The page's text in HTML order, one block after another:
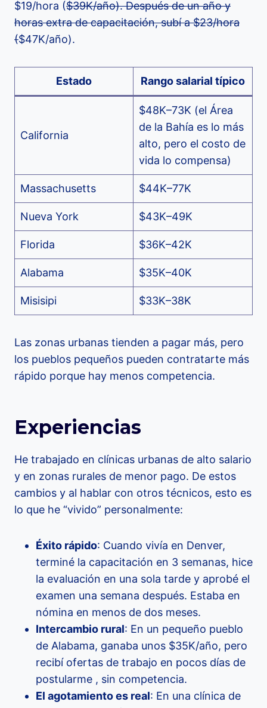
$19/hora ($39K/año). Después de un año y
horas extra de capacitación, subí a $23/hora
($47K/año).
Estado Rango salarial típico
California
$48K–73K (el Área
de la Bahía es lo más
alto, pero el costo de
vida lo compensa)
Massachusetts $44K–77K
Nueva York $43K–49K
Florida $36K–42K
Alabama $35K–40K
Misisipi $33K–38K
Las zonas urbanas tienden a pagar más, pero
los pueblos pequeños pueden contratarte más
rápido porque hay menos competencia.
Experiencias
He trabajado en clínicas urbanas de alto salario
y en zonas rurales de menor pago. De estos
cambios y al hablar con otros técnicos, esto es
lo que he “vivido” personalmente:
Éxito rápido: Cuando vivía en Denver,
terminé la capacitación en 3 semanas, hice
la evaluación en una sola tarde y aprobé el
examen una semana después. Estaba en
nómina en menos de dos meses.
Intercambio rural: En un pequeño pueblo
de Alabama, ganaba unos $35K/año, pero
recibí ofertas de trabajo en pocos días de
postularme , sin competencia.
El agotamiento es real: En una clínica de